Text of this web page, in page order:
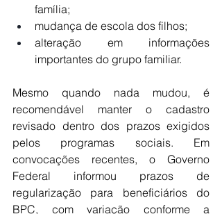
família;
mudança de escola dos filhos;
alteração em informações
importantes do grupo familiar.
Mesmo quando nada mudou, é
recomendável manter o cadastro
revisado dentro dos prazos exigidos
pelos programas sociais. Em
convocações recentes, o Governo
Federal informou prazos de
regularização para beneficiários do
BPC, com variação conforme a